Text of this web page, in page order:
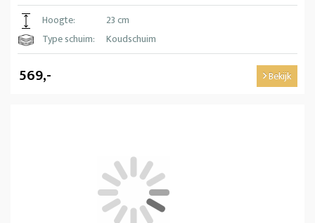
Hoogte:
23 cm
Type schuim:
Koudschuim
569,- Bekijk